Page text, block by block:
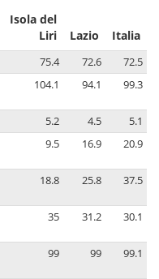
Isola del
Liri
Lazio Italia
75.4 72.6
72.5
104.1 94.1 99.3
5.2 4.5
5.1
9.5 16.9 20.9
18.8 25.8 37.5
35 31.2 30.1
99 99 99.1